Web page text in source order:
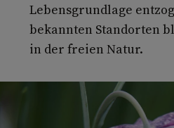
Lebensgrundlage
bekannten Standorten
in der freien Natur.